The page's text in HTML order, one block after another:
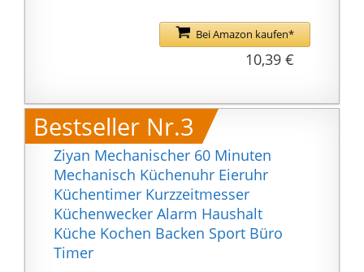
Skala 55. 3. (z. B. 15
Minuten) und dann
15-Markierung
drehen,and then
automatically ring
Schönes Aussehen:
Niedliches Aussehen
Design, modischer Stil,
lebhaft und niedlich,
verschönern schöne
Bei Amazon kaufen*
10,39 €
Bestseller Nr.3
Ziyan Mechanischer 60 Minuten
Mechanisch Küchenuhr Eieruhr
Küchentimer Kurzzeitmesser
Küchenwecker Alarm Haushalt
Küche Kochen Backen Sport Büro
Timer